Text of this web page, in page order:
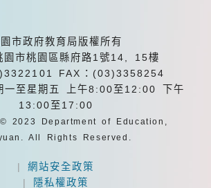
市政府教育局版權所有
市桃園區縣府路1號14, 15樓
FAX：(03)3358254
一至星期五 上午8:00至12:00 下午
13:00至17:00
2023 Department of Education,
All Rights Reserved.
|網站安全政策
| 隱私權政策